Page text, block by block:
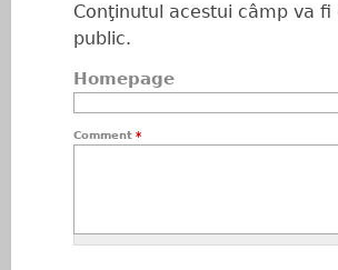
Conţinutul acestui câmp va
public.
Homepage
Comment *